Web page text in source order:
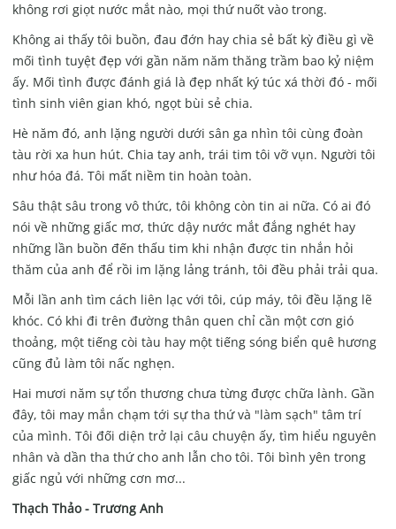
không rơi giọt nước mắt nào, mọi thứ nuốt vào trong.
Không ai thấy tôi buồn, đau đớn hay chia sẻ bất kỳ điều gì về
mối tình tuyệt đẹp với gần năm năm thăng trầm bao kỷ niệm
ấy. Mối tình được đánh giá là đẹp nhất ký túc xá thời đó - mối
tình sinh viên gian khó, ngọt bùi sẻ chia.
Hè năm đó, anh lặng người dưới sân ga nhìn tôi cùng đoàn
tàu rời xa hun hút. Chia tay anh, trái tim tôi vỡ vụn. Người tôi
như hóa đá. Tôi mất niềm tin hoàn toàn.
Sâu thật sâu trong vô thức, tôi không còn tin ai nữa. Có ai đó
nói về những giấc mơ, thức dậy nước mắt đắng nghét hay
những lần buồn đến thấu tim khi nhận được tin nhắn hỏi
thăm của anh để rồi im lặng lảng tránh, tôi đều phải trải qua.
Mỗi lần anh tìm cách liên lạc với tôi, cúp máy, tôi đều lặng lẽ
khóc. Có khi đi trên đường thân quen chỉ cần một cơn gió
thoảng, một tiếng còi tàu hay một tiếng sóng biển quê hương
cũng đủ làm tôi nấc nghẹn.
Hai mươi năm sự tổn thương chưa từng được chữa lành. Gần
đây, tôi may mắn chạm tới sự tha thứ và "làm sạch" tâm trí
của mình. Tôi đối diện trở lại câu chuyện ấy, tìm hiểu nguyên
nhân và dần tha thứ cho anh lẫn cho tôi. Tôi bình yên trong
giấc ngủ với những cơn mơ...
Thạch Thảo - Trương Anh